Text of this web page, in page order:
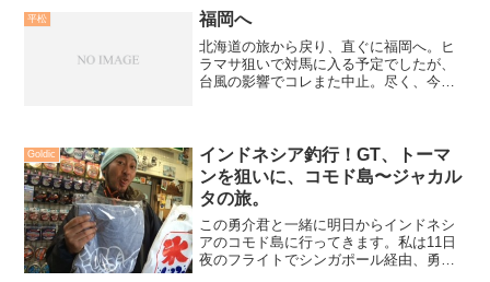
平松 福岡へ
北海道の旅から戻り、直ぐに福岡へ。ヒ
ラマサ狙いで対馬に入る予定でしたが、
台風の影響でコレまた中止。尽く、今秋
ケットを用意。いざ、福岡...
Goldic
インドネシア釣行！GT、トーマ
ンを狙いに、コモド島〜ジャカル
タの旅。
この勇介君と一緒に明日からインドネシ
アのコモド島に行ってきます。私は11日
夜のフライトでシンガポール経由、勇介